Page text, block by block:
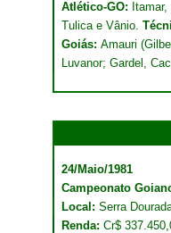
Atlético-GO:
Tulica e Vânio.
Goiás: Amauri
Luvanor; Gardel,
24/Maio/1981
Campeonato
Local: Serra
Renda: Cr$